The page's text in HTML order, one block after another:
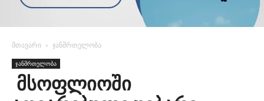
მთავარი ჯანმრთელობა
ჯანმრთელობა
მსოფლიოში